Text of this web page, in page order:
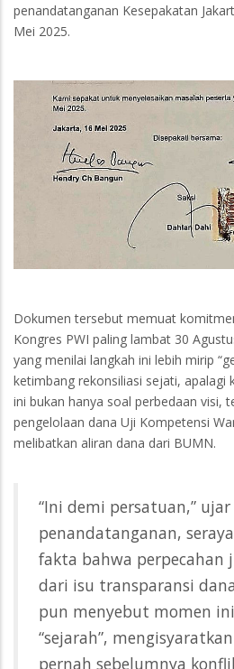
penandatanganan Kesepakatan
Mei 2025.
Dokumen tersebut memuat
Kongres PWI paling lambat 30
yang menilai langkah ini lebih mirip
ketimbang rekonsiliasi sejati, apalagi
ini bukan hanya soal perbedaan visi,
pengelolaan dana Uji Kompetensi
melibatkan aliran dana dari BUMN.
“Ini demi persatuan,”
penandatanganan,
fakta bahwa perpecahan
dari isu transparansi
pun menyebut momen
“sejarah”,
pernah sebelumnya